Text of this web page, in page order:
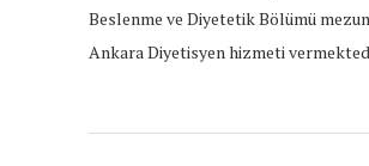
Beslenme ve Diyetetik Bölümü
Ankara Diyetisyen hizmeti